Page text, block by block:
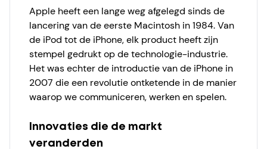
Apple heeft een lange weg afgelegd sinds de
lancering van de eerste Macintosh in 1984. Van
de iPod tot de iPhone, elk product heeft zijn
stempel gedrukt op de technologie-industrie.
Het was echter de introductie van de iPhone in
2007 die een revolutie ontketende in de manier
waarop we communiceren, werken en spelen.
Innovaties die de markt
veranderden